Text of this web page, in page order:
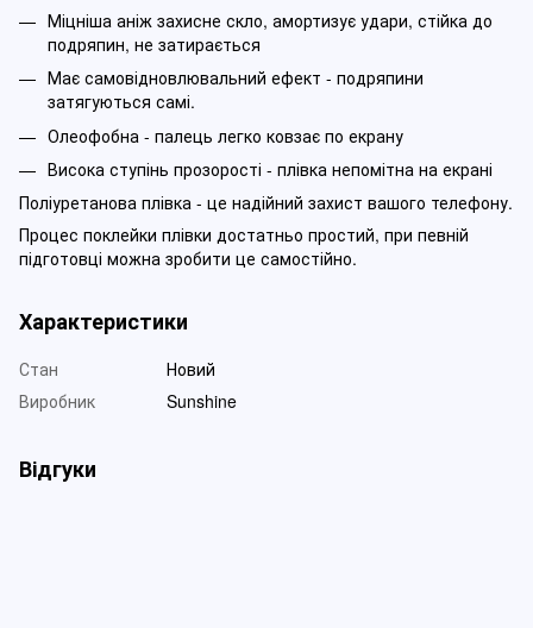
Міцніша аніж захисне скло, амортизує удари, стійка до
подряпин, не затирається
Має самовідновлювальний ефект - подряпини
затягуються самі.
Олеофобна - палець легко ковзає по екрану
Висока ступінь прозорості - плівка непомітна на екрані
Поліуретанова плівка - це надійний захист вашого телефону.
Процес поклейки плівки достатньо простий, при певній
підготовці можна зробити це самостійно.
Характеристики
Стан
Новий
Виробник
Sunshine
Відгуки